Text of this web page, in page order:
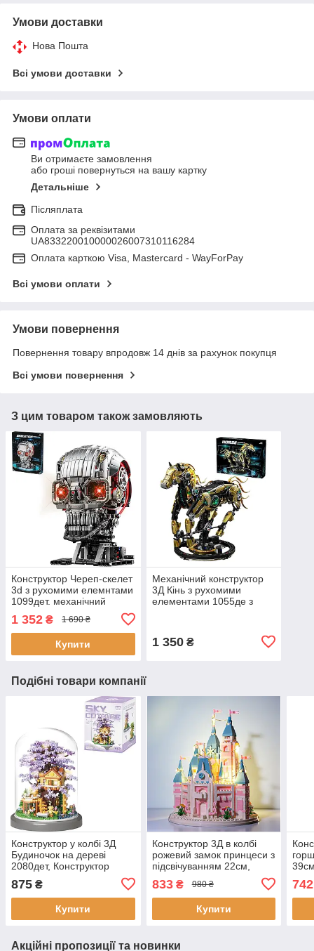
Умови доставки
Нова Пошта
Всі умови доставки
Умови оплати
Ви отримаєте замовлення
або гроші повернуться на вашу картку
Детальніше
Післяплата
Оплата за реквізитами
UA833220010000026007310116284
Оплата карткою Visa, Mastercard - WayForPay
Всі умови оплати
Умови повернення
Повернення товару впродовж 14 днів за рахунок покупця
Всі умови повернення
З цим товаром також замовляють
Конструктор Череп-скелет
3d з рухомими елемнтами
1099дет. механічний
конструктор 3Д для дітей і
дорослих
1 352 ₴ 1 690 ₴
Купити
Механічний конструктор
3Д Кінь з рухомими
елементами 1055де з
1 350₴
Подібні товари компанії
Конструктор у колбі 3Д
Будиночок на дереві
2080дет, Конструктор
дитячий 2 в 1 з підсвіткою
Сакура 22 см
875 ₴
Купити
Конструктор 3Д в колбі
рожевий замок принцеси з
підсвічуванням 22см,
дитячий конструктор 1743
дит., нічник 3d
833₴ 980 ₴
Купити
742
Акційні пропозиції та новинки